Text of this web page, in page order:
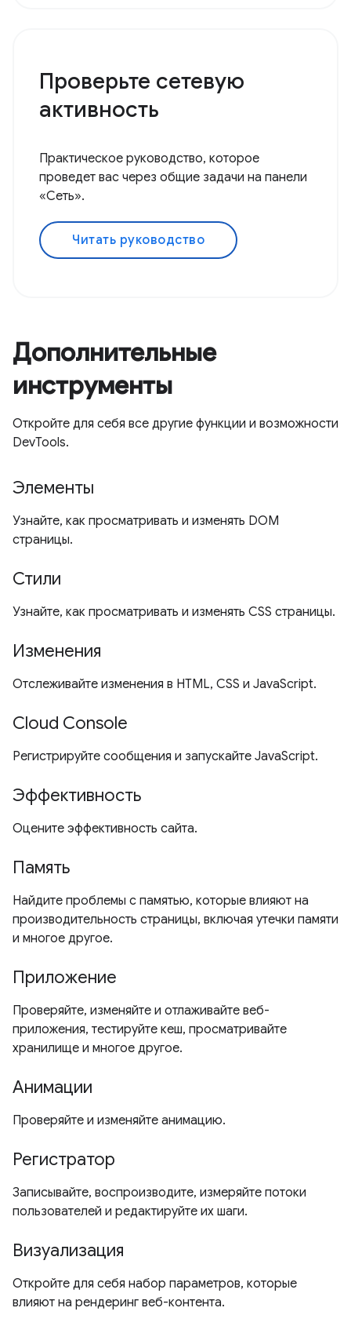
Проверьте сетевую
активность
Практическое руководство, которое
проведет вас через общие задачи на панели
«Сеть».
Читать руководство
Дополнительные
инструменты
Откройте для себя все другие функции и возможности
DevTools.
Элементы
Узнайте, как просматривать и изменять DOM
страницы.
Стили
Узнайте, как просматривать и изменять CSS страницы.
Изменения
Отслеживайте изменения в HTML, CSS и JavaScript.
Cloud Console
Регистрируйте сообщения и запускайте JavaScript.
Эффективность
Оцените эффективность сайта.
Память
Найдите проблемы с памятью, которые влияют на
производительность страницы, включая утечки памяти
и многое другое.
Приложение
Проверяйте, изменяйте и отлаживайте веб-
приложения, тестируйте кеш, просматривайте
хранилище и многое другое.
Анимации
Проверяйте и изменяйте анимацию.
Регистратор
Записывайте, воспроизводите, измеряйте потоки
пользователей и редактируйте их шаги.
Визуализация
Откройте для себя набор параметров, которые
влияют на рендеринг веб-контента.